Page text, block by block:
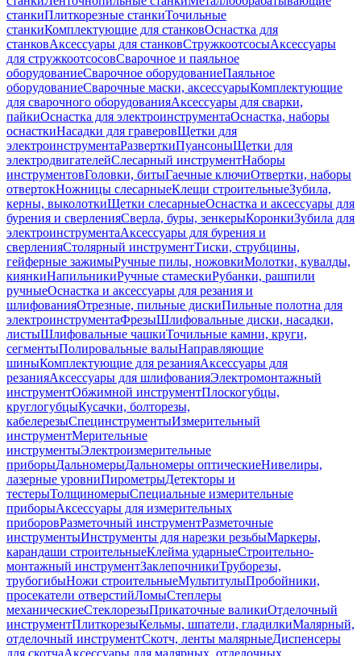
станкиПлиткорезные станкиТочильные
станкиКомплектующие для станковОснастка для
станковАксессуары для станковСтружкоотсосыАксессуары
для стружкоотсосовСварочное и паяльное
оборудованиеСварочное оборудованиеПаяльное
оборудованиеСварочные маски, аксессуарыКомплектующие
для сварочного оборудованияАксессуары для сварки,
пайкиОснастка для электроинструментаОснастка, наборы
оснасткиНасадки для граверовЩетки для
электроинструментаРазверткиПуансоныЩетки для
электродвигателейСлесарный инструментНаборы
инструментовГоловки, битыГаечные ключиОтвертки, наборы
отвертокНожницы слесарныеКлещи строительныеЗубила,
керны, выколоткиЩетки слесарныеОснастка и аксессуары для
бурения и сверленияСверла, буры, зенкерыКоронкиЗубила для
электроинструментаАксессуары для бурения и
сверленияСтолярный инструментТиски, струбцины,
гейферные зажимыРучные пилы, ножовкиМолотки, кувалды,
киянкиНапильникиРучные стамескиРубанки, рашпили
ручныеОснастка и аксессуары для резания и
шлифованияОтрезные, пильные дискиПильные полотна для
электроинструментаФрезыШлифовальные диски, насадки,
листыШлифовальные чашкиТочильные камни, круги,
сегментыПолировальные валыНаправляющие
шиныКомплектующие для резанияАксессуары для
резанияАксессуары для шлифованияЭлектромонтажный
инструментОбжимной инструментПлоскогубцы,
круглогубцыКусачки, болторезы,
кабелерезыСпецинструментыИзмерительный
инструментМерительные
инструментыЭлектроизмерительные
приборыДальномерыДальномеры оптическиеНивелиры,
лазерные уровниПирометрыДетекторы и
тестерыТолщиномерыСпециальные измерительные
приборыАксессуары для измерительных
приборовРазметочный инструментРазметочные
инструментыИнструменты для нарезки резьбыМаркеры,
карандаши строительныеКлейма ударныеСтроительно-
монтажный инструментЗаклепочникиТруборезы,
трубогибыНожи строительныеМультитулыПробойники,
просекатели отверстийЛомыСтеплеры
механическиеСтеклорезыПрикаточные валикиОтделочный
инструментПлиткорезыКельмы, шпатели, гладилкиМалярный,
отделочный инструментСкотч, ленты малярныеДиспенсеры
для скотчаАксессуары для малярных, отделочных